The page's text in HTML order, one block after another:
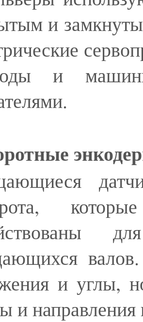
и
и
и углы,
и